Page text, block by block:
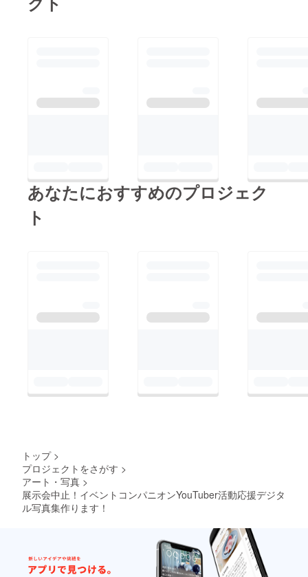
あなたにおすすめのプロジェク
ト
トップ >
プロジェクトをさがす >
アート・写真 >
展示会中止！イベントコンパニオンYouTuber活動応援デジタ
ル写真集作ります！